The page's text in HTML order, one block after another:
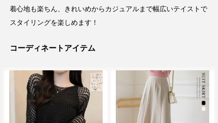
着心地も楽ちん、きれいめからカジュアルまで幅広いテイストで
スタイリングを楽しめます！
コーディネートアイテム